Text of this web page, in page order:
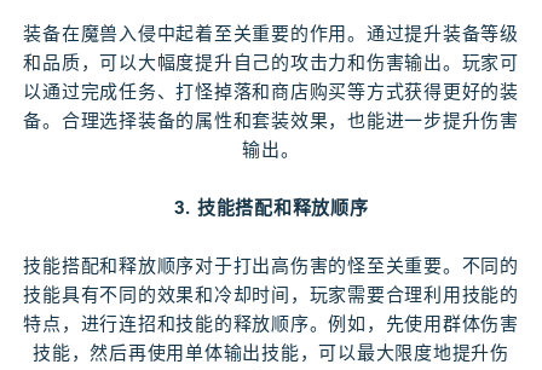
装备在魔兽入侵中起着至关重要的作用。通过提升装备等级
和品质，可以大幅度提升自己的攻击力和伤害输出。玩家可
以通过完成任务、打怪掉落和商店购买等方式获得更好的装
备。合理选择装备的属性和套装效果，也能进一步提升伤害
输出。
3. 技能搭配和释放顺序
技能搭配和释放顺序对于打出高伤害的怪至关重要。不同的
技能具有不同的效果和冷却时间，玩家需要合理利用技能的
特点，进行连招和技能的释放顺序。例如，先使用群体伤害
技能，然后再使用单体输出技能，可以最大限度地提升伤